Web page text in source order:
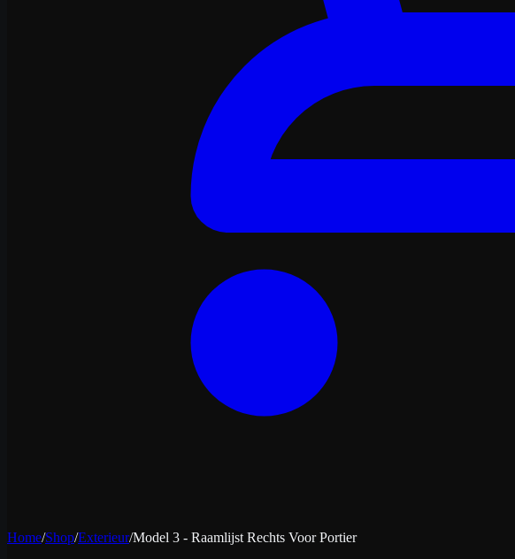
Home/Shop/Exterieur/Model 3 - Raamlijst Rechts Voor Portier